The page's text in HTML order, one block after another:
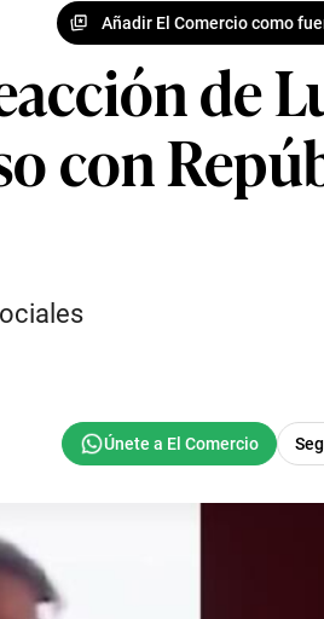
Añadir El Comercio como
de
con